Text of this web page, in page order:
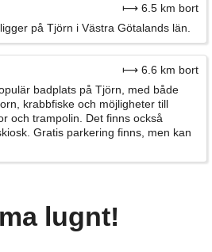
⟼ 6.5 km bort
på Tjörn i Västra Götalands län.
⟼ 6.6 km bort
badplats på Tjörn, med både
krabbfiske och möjligheter till
och trampolin. Det finns också
Gratis parkering finns, men kan
lugnt!